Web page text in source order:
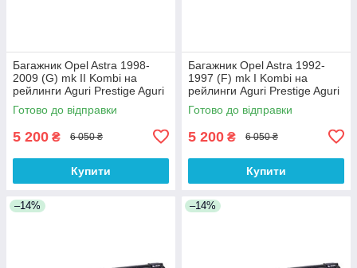
Багажник Opel Astra 1998-
2009 (G) mk II Kombi на
рейлинги Aguri Prestige Aguri
Готово до відправки
5 200 ₴ 6 050 ₴
Купити
Багажник Opel Astra 1992-
1997 (F) mk I Kombi на
рейлинги Aguri Prestige Aguri
Готово до відправки
5 200 ₴ 6 050 ₴
Купити
–14% –14%